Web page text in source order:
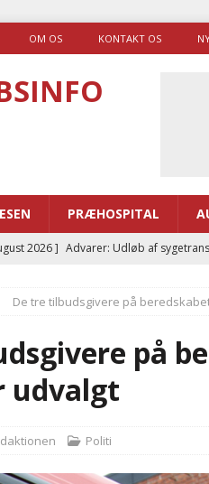
OM OS KONTAKT OS
PRÆHOSPITAL
2026 ] Advarer: Udløb af
2026 ] Ny ambulance og el-
2026 ]
Brandvæsenerne brugte
2026 ] Ny treårig politiuddannelse
POLITI
De tre tilbudsgivere på
på
udvalgt
Politi